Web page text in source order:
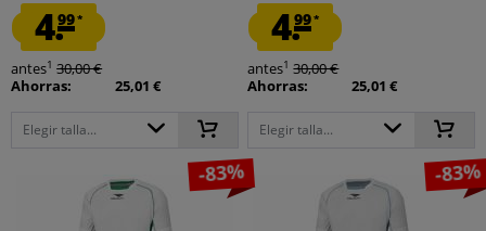
4.99*
antes1 30,00 €
Ahorras:
25,01 €
Elegir talla...
4.99*
antes1 30,00 €
Ahorras:
25,01 €
Elegir talla...
-83% -83%